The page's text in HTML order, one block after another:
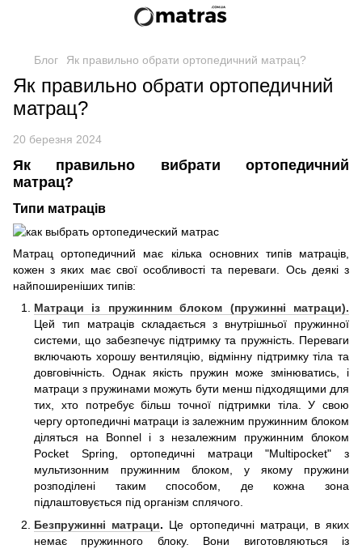
Блог Як правильно обрати ортопедичний матрац?
Як правильно обрати ортопедичний
матрац?
20 березня 2024
Як правильно вибрати ортопедичний
матрац?
Типи матраців
Матрац ортопедичний має кілька основних типів матраців,
кожен з яких має свої особливості та переваги. Ось деякі з
найпоширеніших типів:
Матраци із пружинним блоком (пружинні матраци).
Цей тип матраців складається з внутрішньої пружинної
системи, що забезпечує підтримку та пружність. Переваги
включають хорошу вентиляцію, відмінну підтримку тіла та
довговічність. Однак якість пружин може змінюватись, і
матраци з пружинами можуть бути менш підходящими для
тих, хто потребує більш точної підтримки тіла. У свою
чергу ортопедичні матраци із залежним пружинним блоком
діляться на Bonnel і з незалежним пружинним блоком
Pocket Spring, ортопедичні матраци "Multipocket" з
мультизонним пружинним блоком, у якому пружини
розподілені таким способом, де кожна зона
підлаштовується під організм сплячого.
Безпружинні матраци. Це ортопедичні матраци, в яких
немає пружинного блоку. Вони виготовляються із